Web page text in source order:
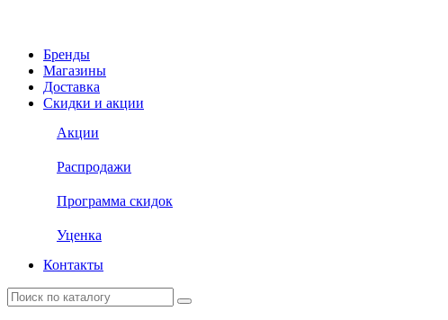
Бренды
Магазины
Доставка
Скидки и акции
Акции
Распродажи
Программа скидок
Уценка
Контакты